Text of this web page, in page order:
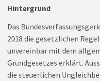
Hintergrund
Das
2018 die gesetzlichen
unvereinbar mit dem
Grundgesetzes erklärt.
die steuerlichen